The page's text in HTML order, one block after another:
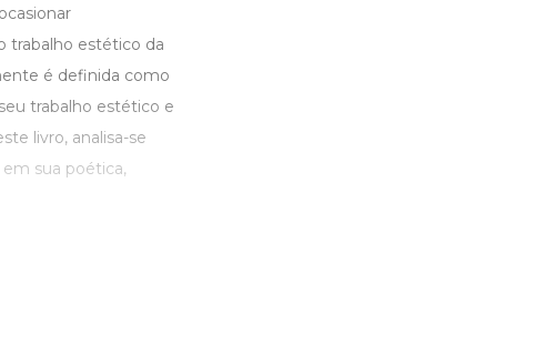
trabalho estético da
é definida como
trabalho estético e
livro, analisa-se
sua poética,